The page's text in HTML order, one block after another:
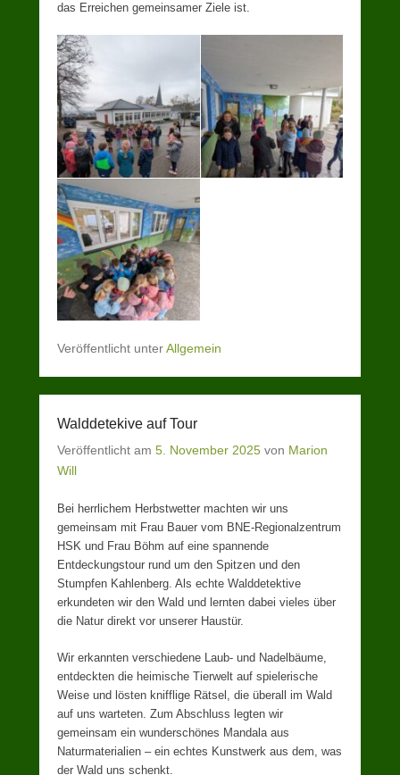
das Erreichen gemeinsamer Ziele ist.
Veröffentlicht unterAllgemein
Walddetekive auf Tour
Veröffentlicht am 5. November 2025 von Marion
Will
Bei herrlichem Herbstwetter machten wir uns
gemeinsam mit Frau Bauer vom BNE-Regionalzentrum
HSK und Frau Böhm auf eine spannende
Entdeckungstour rund um den Spitzen und den
Stumpfen Kahlenberg. Als echte Walddetektive
erkundeten wir den Wald und lernten dabei vieles über
die Natur direkt vor unserer Haustür.
Wir erkannten verschiedene Laub- und Nadelbäume,
entdeckten die heimische Tierwelt auf spielerische
Weise und lösten knifflige Rätsel, die überall im Wald
auf uns warteten. Zum Abschluss legten wir
gemeinsam ein wunderschönes Mandala aus
Naturmaterialien – ein echtes Kunstwerk aus dem, was
der Wald uns schenkt.